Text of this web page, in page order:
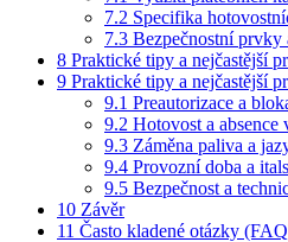
7.2 Specifika
7.3 Bezpečnostní prvky
8 Praktické tipy a nejčastější
9 Praktické tipy a nejčastější
9.1 Preautorizace a
9.2 Hotovost a absence
9.3 Záměna paliva a
9.4 Provozní doba a
9.5 Bezpečnost a
10 Závěr
11 Často kladené otázky